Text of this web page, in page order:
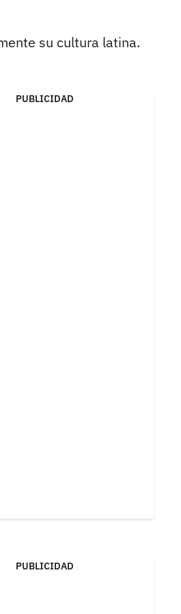
su cultura latina.
PUBLICIDAD
PUBLICIDAD